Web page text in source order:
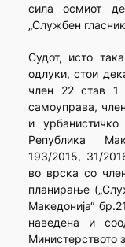
сила осмиот
„Службен
Судот, исто
одлуки, стои
член 22 став 1
самоуправа,
и
Република
193/2015, 31/
во врска со
планирање
Македонија“
наведена и
Министерството